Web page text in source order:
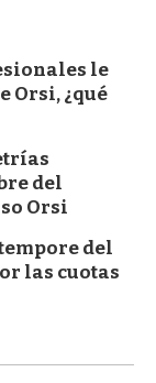
le
Orsi, ¿qué
del
Orsi
del
las cuotas